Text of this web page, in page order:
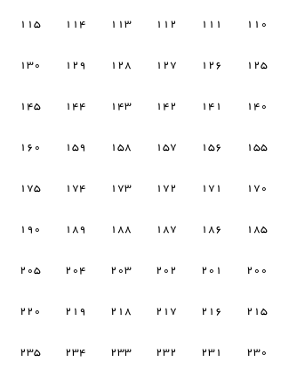
110
111
112
113
114
115
125
126
127
128
129
130
140
141
142
143
144
145
155
156
157
158
159
160
170
171
172
173
174
175
185
186
187
188
189
190
200
201
202
203
204
205
215
216
217
218
219
220
230
231
232
233
234
235